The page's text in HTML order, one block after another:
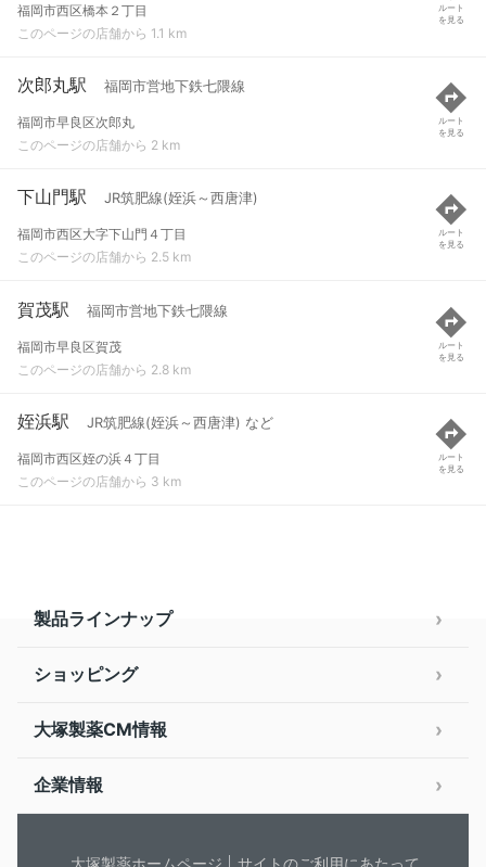
福岡市西区橋本２丁目
このページの店舗から 1.1 km
ルート
を見る
次郎丸駅 福岡市営地下鉄七隈線
福岡市早良区次郎丸
このページの店舗から 2 km
ルート
を見る
下山門駅 JR筑肥線(姪浜～西唐津)
福岡市西区大字下山門４丁目
このページの店舗から 2.5 km
ルート
を見る
賀茂駅 福岡市営地下鉄七隈線
福岡市早良区賀茂
このページの店舗から 2.8 km
ルート
を見る
姪浜駅 JR筑肥線(姪浜～西唐津) など
福岡市西区姪の浜４丁目
このページの店舗から 3 km
ルート
を見る
製品ラインナップ
ショッピング
大塚製薬CM情報
企業情報